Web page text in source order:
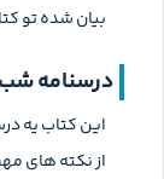
بیان شده تو
درسنامه‌
این کتاب یه
از نکته های